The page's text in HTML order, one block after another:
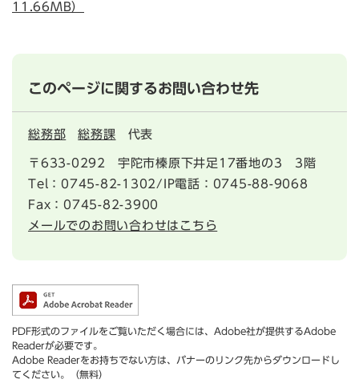
11.66MB）
このページに関するお問い合わせ先
総務部 総務課 代表
〒633-0292
宇陀市榛原下井足17番地の3 3階
Tel：0745-82-1302/IP電話：0745-88-9068
Fax：0745-82-3900
メールでのお問い合わせはこちら
PDF形式のファイルをご覧いただく場合には、Adobe社が提供するAdobe
Readerが必要です。
Adobe Readerをお持ちでない方は、バナーのリンク先からダウンロードし
てください。（無料）